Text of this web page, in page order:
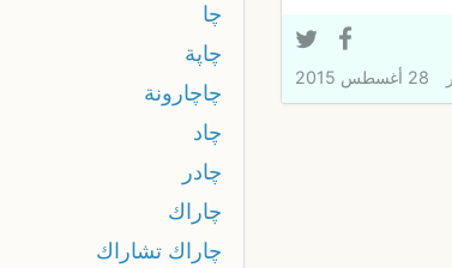
28 أغسطس 2015
چا
چاپة
چاچارونة
چاد
چادر
چاراك
چاراك تشاراك